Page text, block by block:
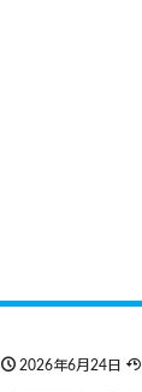
2026年6月24日